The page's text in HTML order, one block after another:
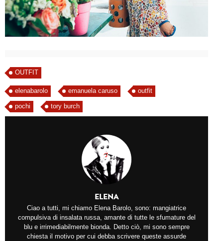
OUTFIT
elenabarolo emanuela caruso outfit
pochi tory burch
ELENA
Ciao a tutti, mi chiamo Elena Barolo, sono: mangiatrice
compulsiva di insalata russa, amante di tutte le sfumature del
blu e irrimediabilmente bionda. Detto ciò, mi sono sempre
chiesta il motivo per cui debba scrivere queste assurde